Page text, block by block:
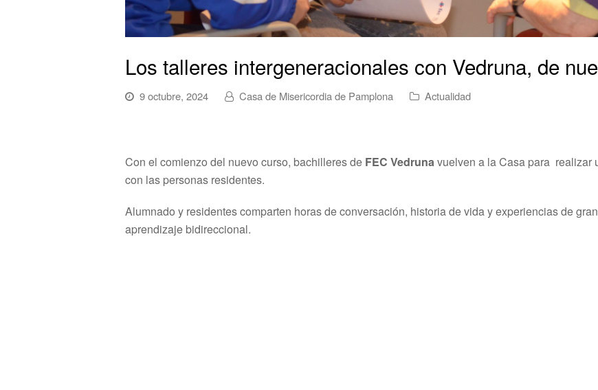
Los talleres intergeneracionales con Vedruna, de
9 octubre, 2024 Casa de Misericordia de Pamplona Actualidad
Con el comienzo del nuevo curso, bachilleres de FEC Vedrunavuelven a la Casa para realizar
con las personas residentes.
Alumnado y residentes comparten horas de conversación, historia de vida y experiencias de
aprendizaje bidireccional.